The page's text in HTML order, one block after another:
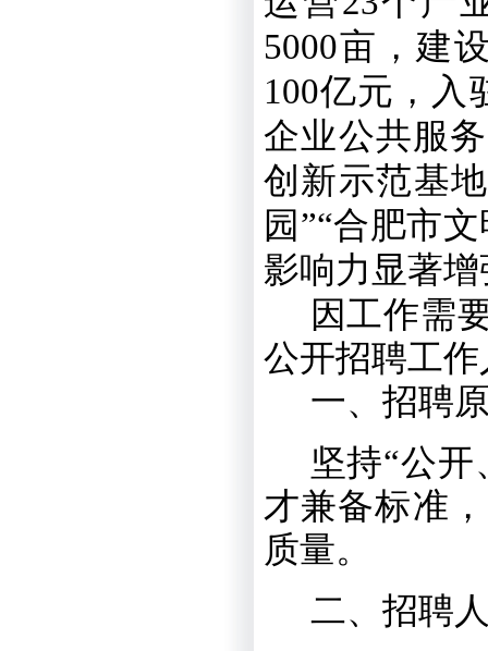
5000亩，建
100亿元，入
企业公共服
创新示范基
园”“合肥市
影响力显著
因工作需
公开招聘工作
一、 招聘
坚持“公
才兼备标准
质量。
二、 招聘